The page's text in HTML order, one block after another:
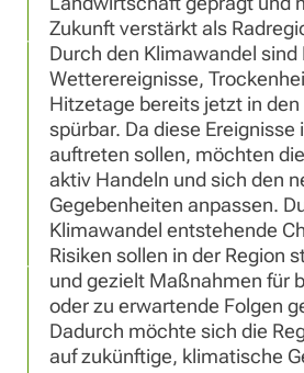
Zukunft verstärkt als
Durch den Klimawandel sind
Wetterereignisse,
Hitzetage bereits jetzt in den
spürbar. Da diese
auftreten sollen, möchten
aktiv Handeln und sich den
Gegebenheiten anpassen.
Klimawandel entstehende
Risiken sollen in der Region
und gezielt Maßnahmen für
oder zu erwartende Folgen
Dadurch möchte sich die
auf zukünftige, klimatische